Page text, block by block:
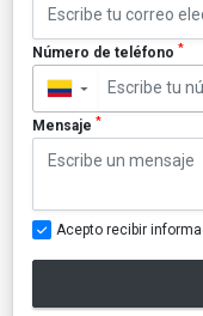
Número de teléfono *
▼
Mensaje *
Acepto recibir